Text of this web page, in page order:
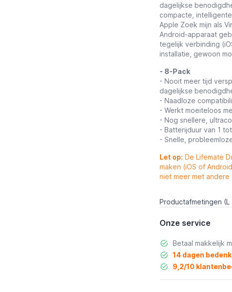
dagelijkse
compacte,
Apple Zoek mijn als
Android-apparaat
tegelijk verbinding
installatie, gewoon
- 8-Pack
- Nooit meer tijd
dagelijkse
- Naadloze
- Werkt moeiteloos
- Nog snellere,
- Batterijduur van 1
- Snelle,
Let op: De Lifemate
maken (iOS of
niet meer met
Productafmetingen
Onze service
Betaal makkelijk
14 dagen
9,2/10